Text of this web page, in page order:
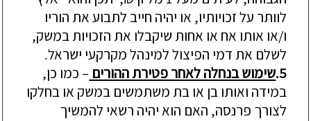
לוותר על זכויותיו, או יהיה חייב לתבוע את הוריו
ו/או אותו אח או אחות שיקבלו את הזכויות במשק,
לשלם את דמי הפיצוללמינהל מקרקעי ישראל.
5.שימוש בנחלה לאחר פטירת ההורים – כמו כן,
במידה ואותו בן או בת משתמשים במשק או בחלקו
לצורך פרנסה, האם הוא יהיה רשאי להמשיך